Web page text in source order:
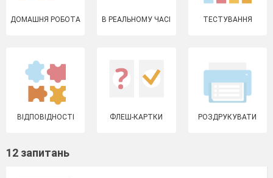
ДОМАШНЯ РОБОТА В РЕАЛЬНОМУ ЧАСІ ТЕСТУВАННЯ
ВІДПОВІДНОСТІ ФЛЕШ-КАРТКИ РОЗДРУКУВАТИ
12 запитань